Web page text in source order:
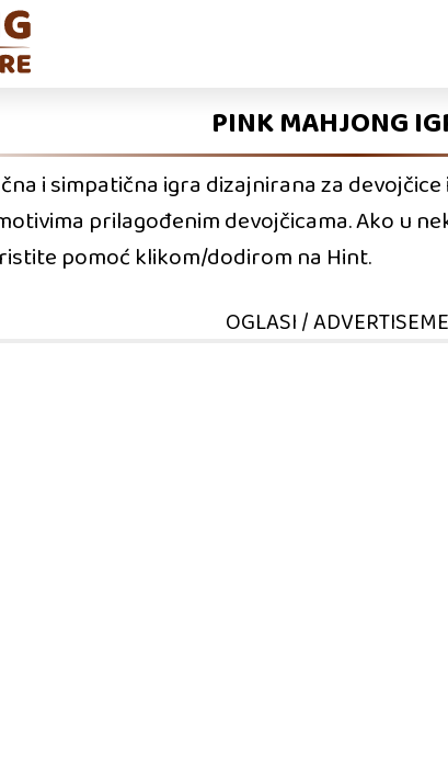
PINK MAHJONG
i simpatična igra dizajnirana za
prilagođenim devojčicama. Ako u
pomoć klikom/dodirom na Hint.
OGLASI /